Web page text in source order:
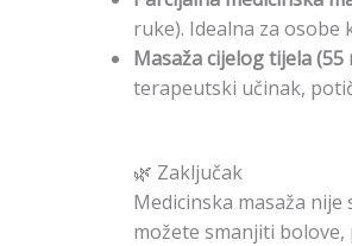
ruke). Idealna za
Masaža cijelog tijela (55
terapeutski učinak,
🌿 Zaključak
Medicinska masaža
možete smanjiti